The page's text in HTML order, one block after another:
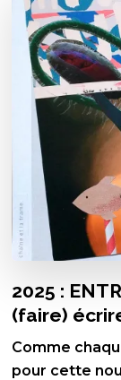
2025 :
(faire)
Comme
pour cette